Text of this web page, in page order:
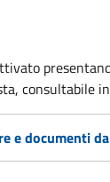
consultabile
e documenti